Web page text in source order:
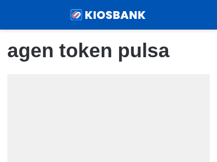
agen token pulsa